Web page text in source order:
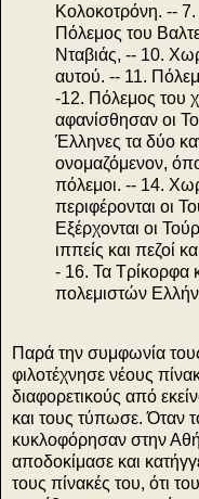
Κολοκοτρόνη. --
Πόλεμος του
Νταβιάς, -- 10.
αυτού. -- 11.
-12. Πόλεμος του
αφανίσθησαν οι
Έλληνες τα δύο
ονομαζόμενον,
πόλεμοι. -- 14.
περιφέρονται οι
Εξέρχονται οι
ιππείς και πεζοί
- 16. Τα Τρίκορφα
πολεμιστών
Παρά την συμφωνία
φιλοτέχνησε νέους
διαφορετικούς από
και τους τύπωσε. Όταν
κυκλοφόρησαν στην
αποδοκίμασε και
τους πίνακές του, ότι